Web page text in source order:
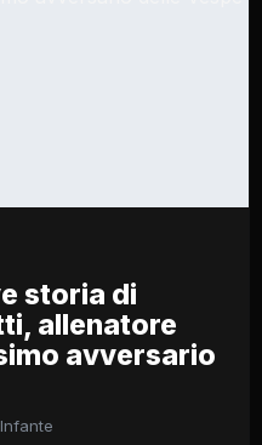
storia di
allenatore
avversario